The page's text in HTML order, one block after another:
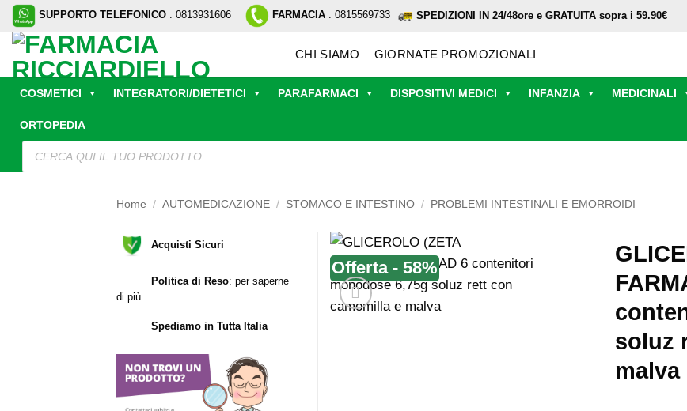
Salta
contenuti
SUPPORTO TELEFONICO : 0813931606 FARMACIA : 0815569733 SPEDIZIONI IN 24/48ore e GRATUITA sopra i 59.90€
CHI SIAMO GIORNATE PROMOZIONALI
COSMETICI INTEGRATORI/DIETETICI PARAFARMACI DISPOSITIVI MEDICI INFANZIA MEDICINALI
ORTOPEDIA
Ricerca
prodotti
Home / AUTOMEDICAZIONE / STOMACO E INTESTINO / PROBLEMI INTESTINALI E EMORROIDI
Offerta - 58%
soluz
malva
Acquisti Sicuri
Politica di Reso: per saperne
di più
Spediamo in Tutta Italia